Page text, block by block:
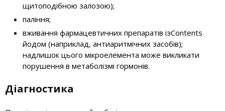
щитоподібною залозою);
паління;
вживання фармацевтичних препаратів ізContents
йодом (наприклад, антиаритмічних засобів);
надлишок цього мікроелемента може викликати
порушення в метаболізмі гормонів.
Діагностика